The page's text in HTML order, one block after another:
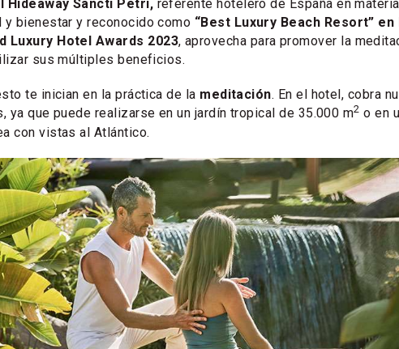
Hideaway Sancti Petri, referente hotelero de España en
y bienestar y reconocido como “Best Luxury Beach Resort” en
Luxury Hotel Awards 2023, aprovecha para promover la
sus múltiples beneficios.
te inician en la práctica de la meditación. En el hotel, cobra
ya que puede realizarse en un jardín tropical de 35.000 m2 o en
con vistas al Atlántico.